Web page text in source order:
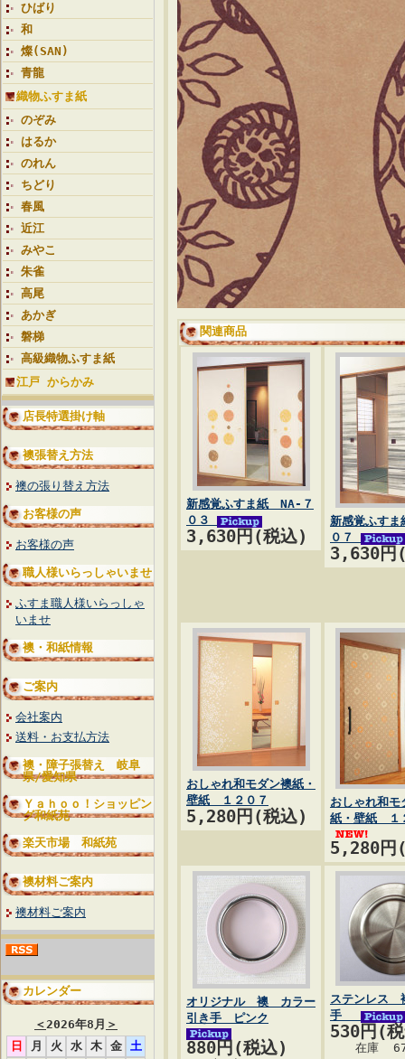
ひばり
和
燦(SAN)
青龍
織物ふすま紙
のぞみ
はるか
のれん
ちどり
春風
近江
みやこ
朱雀
高尾
あかぎ
磐梯
高級織物ふすま紙
江戸 からかみ
店長特選掛け軸
襖張替え方法
襖の張り替え方法
お客様の声
お客様の声
職人様いらっしゃいませ
ふすま職人様いらっしゃ
いませ
襖・和紙情報
ご案内
会社案内
送料・お支払方法
襖・障子張替え 岐阜
県/愛知県
Ｙａｈｏｏ！ショッピン
グ和紙苑
楽天市場 和紙苑
襖材料ご案内
襖材料ご案内
カレンダー
＜2026年8月 ＞
日
月 火 水 木 金 土
関連商品
新感覚ふすま紙 NA-７
０３
3,630円(税込)
新感覚ふす
０７
3,630円
おしゃれ和モダン襖紙・
壁紙 １２０７
5,280円(税込)
おしゃれ和モ
紙・壁紙 １
5,280円
オリジナル 襖 カラー
引き手 ピンク
880円(税込)
ステンレス
手
530円(
在庫